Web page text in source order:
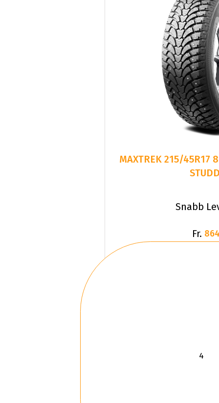
MAXTREK 215/45R17
Snabb
Fr.